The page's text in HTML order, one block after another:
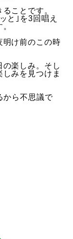
ことです。
と｣を3回唱え
明け前のこの時
楽しみ。そし
みを見つけま
から不思議で